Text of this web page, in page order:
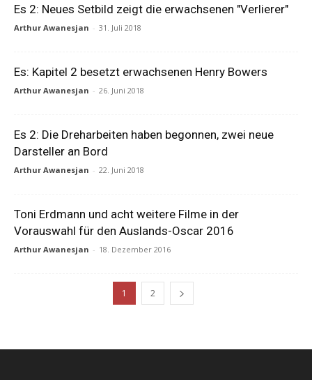
Es 2: Neues Setbild zeigt die erwachsenen "Verlierer"
Arthur Awanesjan - 31. Juli 2018
Es: Kapitel 2 besetzt erwachsenen Henry Bowers
Arthur Awanesjan - 26. Juni 2018
Es 2: Die Dreharbeiten haben begonnen, zwei neue
Darsteller an Bord
Arthur Awanesjan - 22. Juni 2018
Toni Erdmann und acht weitere Filme in der
Vorauswahl für den Auslands-Oscar 2016
Arthur Awanesjan - 18. Dezember 2016
1 2